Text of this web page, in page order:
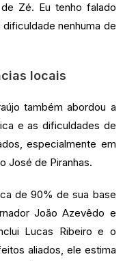
Zé. Eu tenho falado
nenhuma de
locais
também abordou a
e as dificuldades de
especialmente em
José de Piranhas.
de 90% de sua base
João Azevêdo e
Lucas Ribeiro e o
aliados, ele estima